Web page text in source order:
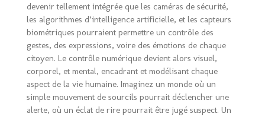
devenir tellement intégrée que les caméras de sécurité,
les algorithmes d’intelligence artificielle, et les capteurs
biométriques pourraient permettre un contrôle des
gestes, des expressions, voire des émotions de chaque
citoyen. Le contrôle numérique devient alors visuel,
corporel, et mental, encadrant et modélisant chaque
aspect de la vie humaine. Imaginez un monde où un
simple mouvement de sourcils pourrait déclencher une
alerte, où un éclat de rire pourrait être jugé suspect. Un